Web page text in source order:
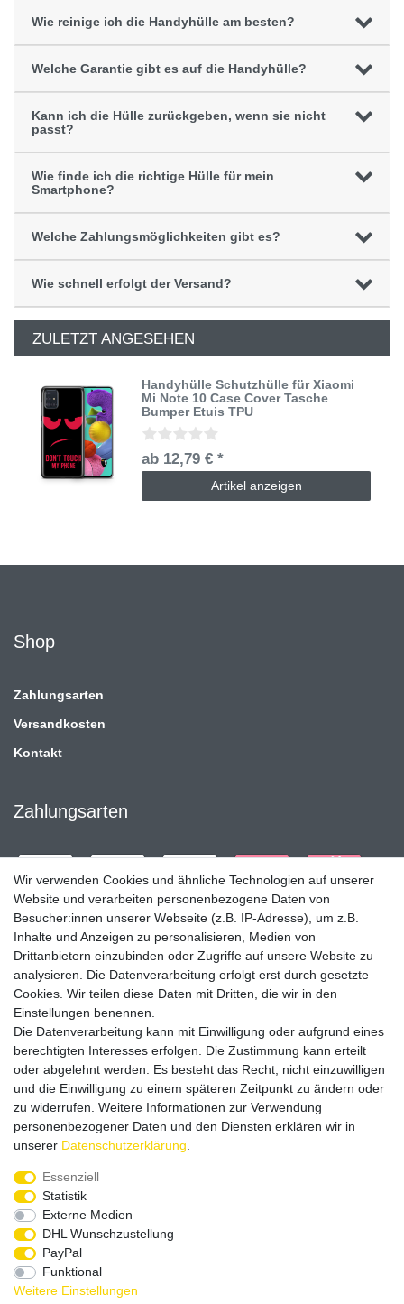
Wie reinige ich die Handyhülle am besten?
Welche Garantie gibt es auf die Handyhülle?
Kann ich die Hülle zurückgeben, wenn sie nicht
passt?
Wie finde ich die richtige Hülle für mein
Smartphone?
Welche Zahlungsmöglichkeiten gibt es?
Wie schnell erfolgt der Versand?
ZULETZT ANGESEHEN
Handyhülle Schutzhülle für Xiaomi
Mi Note 10 Case Cover Tasche
Bumper Etuis TPU
ab 12,79 € *
Artikel anzeigen
Shop
Zahlungsarten
Versandkosten
Kontakt
Zahlungsarten
Versandpartner
Service & Kontakt
Rufen Sie uns an unter:
0375 - 21459172
Wir verwenden Cookies und ähnliche Technologien auf unserer
Website und verarbeiten personenbezogene Daten von
Besucher:innen unserer Webseite (z.B. IP-Adresse), um z.B.
Inhalte und Anzeigen zu personalisieren, Medien von
Drittanbietern einzubinden oder Zugriffe auf unsere Website zu
analysieren. Die Datenverarbeitung erfolgt erst durch gesetzte
Cookies. Wir teilen diese Daten mit Dritten, die wir in den
Einstellungen benennen.
Die Datenverarbeitung kann mit Einwilligung oder aufgrund eines
berechtigten Interesses erfolgen. Die Zustimmung kann erteilt
oder abgelehnt werden. Es besteht das Recht, nicht einzuwilligen
und die Einwilligung zu einem späteren Zeitpunkt zu ändern oder
zu widerrufen. Weitere Informationen zur Verwendung
personenbezogener Daten und den Diensten erklären wir in
unserer Daten­schutz­erklärung
Essenziell
Statistik
Externe Medien
DHL Wunschzustellung
PayPal
Funktional
Weitere Einstellungen